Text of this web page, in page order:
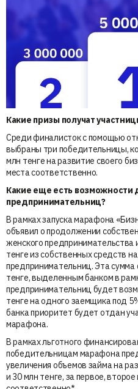
Какие призы получат
Среди финалисток с помощью
выбраны три победительницы,
млн тенге на развитие своего
места соответственно.
Какие еще есть
предпринимательниц?
В рамках запуска марафона
объявил о продолжении
женского
тенге из собственных средств
предпринимательниц. Эта
тенге, выделенным банком в
предпринимательниц будет
тенге на одного заемщика под
банка приоритет будет отдан
марафона.
В рамках льготного
победительницам марафона
увеличения объемов займа на
и 30 млн тенге, за первое,